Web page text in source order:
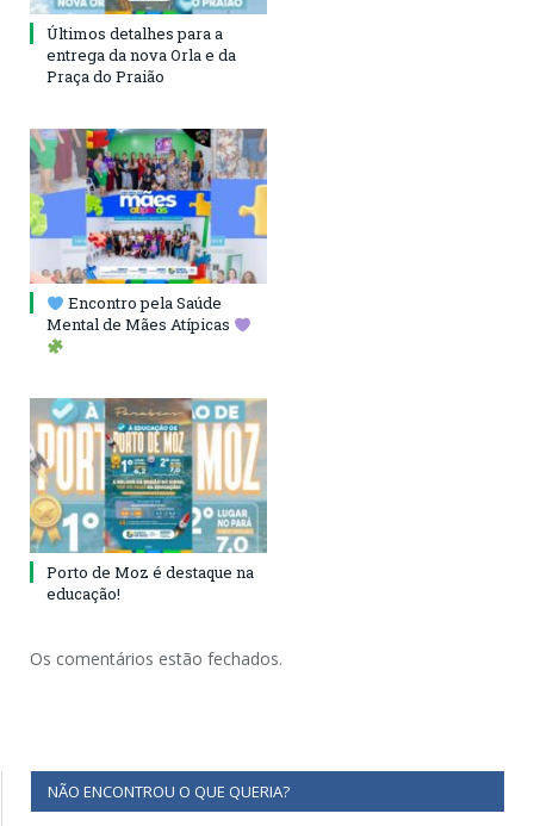
Últimos detalhes para a
entrega da nova Orla e da
Praça do Praião
Encontro pela Saúde
Mental de Mães Atípicas
Porto de Moz é destaque na
educação!
Os comentários estão fechados.
NÃO ENCONTROU O QUE QUERIA?